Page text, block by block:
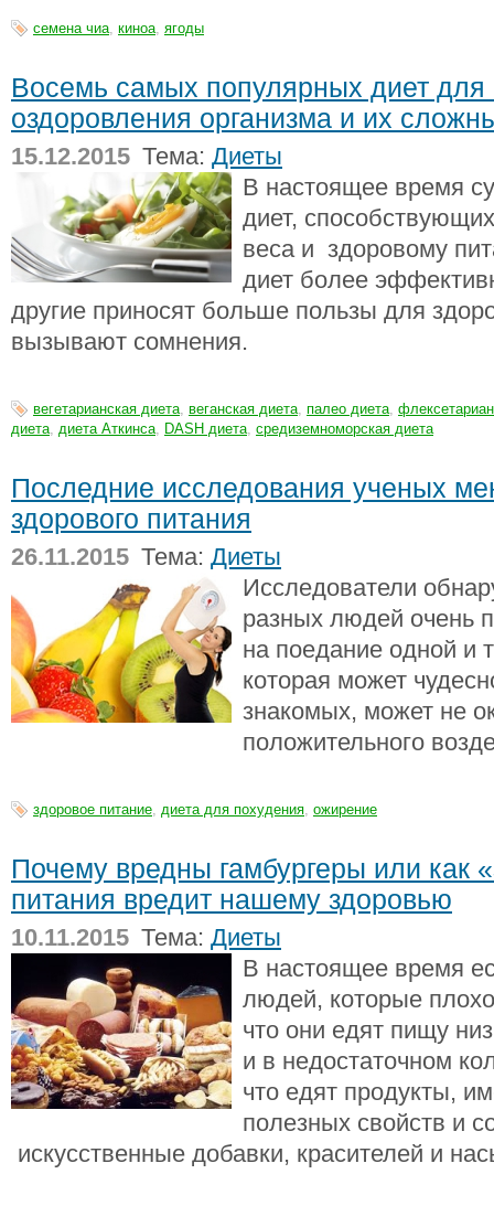
семена чиа, киноа, ягоды
Восемь самых популярных диет для
оздоровления организма и их
15.12.2015 Тема: Диеты
В настоящее время
диет,
веса и здоровому
диет более
другие приносят больше пользы для
вызывают сомнения.
вегетарианская диета, веганская диета, палео диета,
диета, диета Аткинса, DASH диета, средиземноморская диета
Последние исследования ученых
здорового питания
26.11.2015 Тема: Диеты
Исследователи
разных людей очень
на поедание одной и
которая может
знакомых, может не
положительного
здоровое питание, диета для похудения, ожирение
Почему вредны гамбургеры или как
питания вредит нашему здоровью
10.11.2015 Тема: Диеты
В настоящее время
людей, которые
что они едят пищу
и в недостаточном
что едят продукты,
полезных свойств и
искусственные добавки, красителей и